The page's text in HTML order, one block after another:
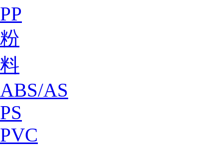
PP
粉
料
ABS/AS
PS
PVC